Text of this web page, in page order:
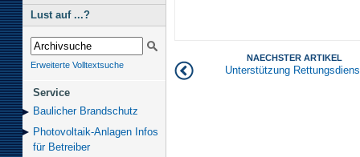
Lust auf ...?
Erweiterte Volltextsuche
Service
Baulicher Brand­schutz
Photovoltaik-Anlagen Infos
für Betreiber
NAECHSTER ARTIKEL
Unterstützung